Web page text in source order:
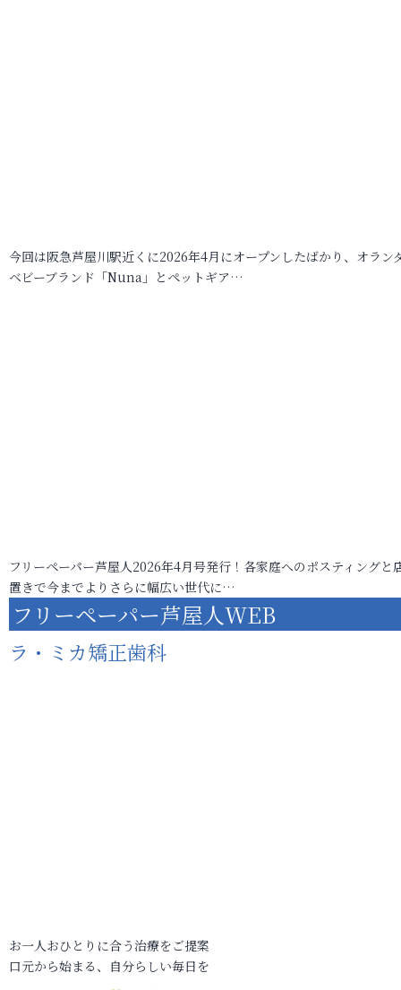
今回は阪急芦屋川駅近くに2026年4月にオープンしたばかり、オラン
ベビーブランド「Nuna」とペットギア…
フリーペーパー芦屋人2026年4月号発行！各家庭へのポスティングと
置きで今までよりさらに幅広い世代に…
フリーペーパー芦屋人WEB
ラ・ミカ矯正歯科
お一人おひとりに合う治療をご提案
口元から始まる、自分らしい毎日を